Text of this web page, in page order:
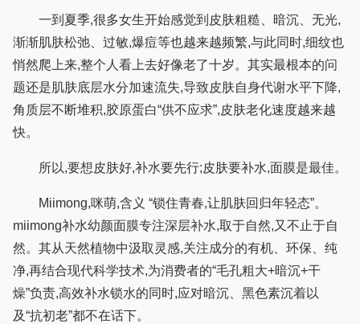
一到夏季,很多女生开始感觉到皮肤粗糙、暗沉、无光,
渐渐肌肤松弛、过敏,爆痘等也越来越频繁,与此同时,细纹也
悄然爬上来,整个人看上去好像老了十岁。其实最根本的问
题还是肌肤底层水分加速流失,导致皮肤自身代谢水平下降,
角质层不断堆积,胶原蛋白“供不应求”,皮肤老化速度越来越
快。
所以,要想皮肤好,补水要先行;皮肤要补水,面膜是最佳。
Miimong,咪萌,含义 “锁住青春,让肌肤回归年轻态”。
miimong补水幼颜面膜专注深层补水,取于自然,又不止于自
然。其从天然植物中汲取灵感,关注成分的有机、环保、纯
净,再结合现代科学技术,为消费者的“毛孔粗大+暗沉+干
燥”负责,高效补水锁水的同时,应对暗沉、黑色素沉着以
及“抗初老”都不在话下。